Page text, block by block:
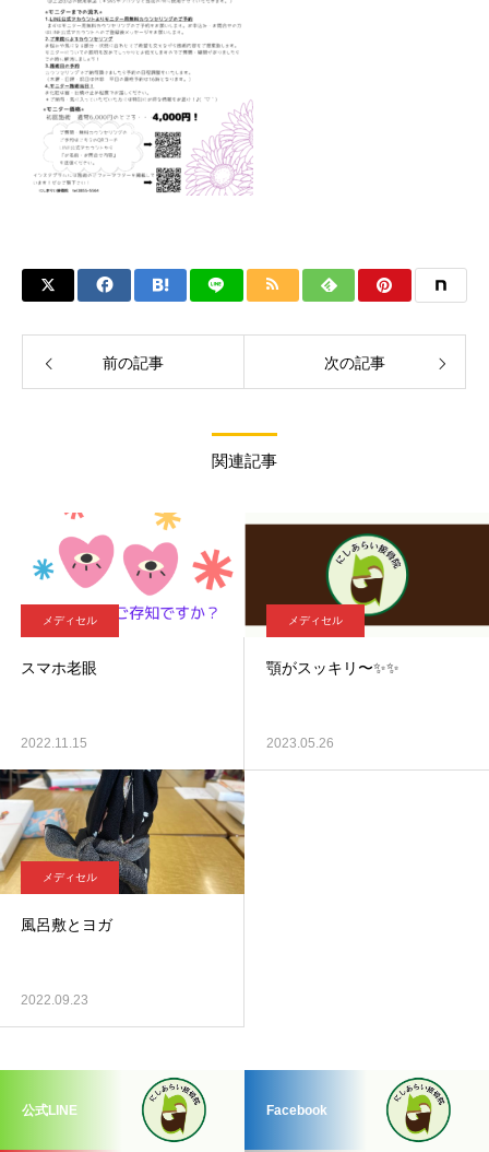
前の記事 次の記事
関連記事
メディセル
スマホ老眼
2022.11.15
メディセル
顎がスッキリ〜✨✨
2023.05.26
メディセル
風呂敷とヨガ
2022.09.23
公式LINE Facebook